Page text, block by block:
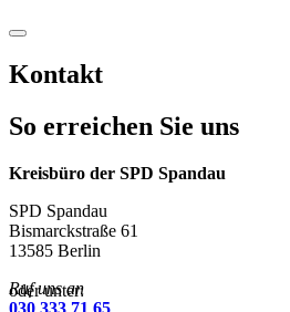
Menu
Kontakt
So erreichen Sie uns
Kreisbüro der SPD Spandau
SPD Spandau
Bismarckstraße 61
13585 Berlin
oder unter:
Ruf uns an
030 333 71 65